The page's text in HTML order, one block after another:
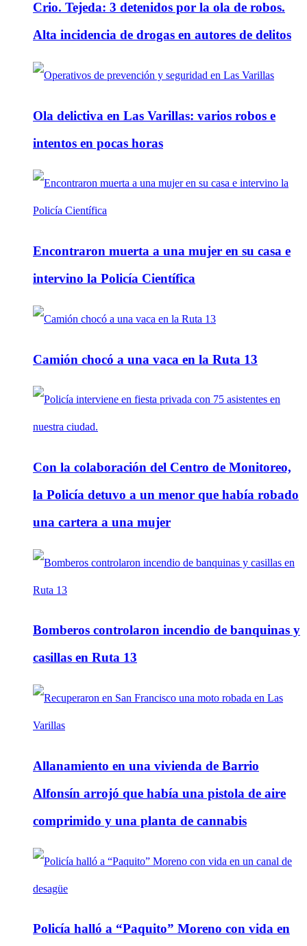
Crio. Tejeda: 3 detenidos por la ola de robos.
Alta incidencia de drogas en autores de delitos
Ola delictiva en Las Varillas: varios robos e
intentos en pocas horas
Encontraron muerta a una mujer en su casa e
intervino la Policía Científica
Camión chocó a una vaca en la Ruta 13
Con la colaboración del Centro de Monitoreo,
la Policía detuvo a un menor que había robado
una cartera a una mujer
Bomberos controlaron incendio de banquinas y
casillas en Ruta 13
Allanamiento en una vivienda de Barrio
Alfonsín arrojó que había una pistola de aire
comprimido y una planta de cannabis
Policía halló a “Paquito” Moreno con vida en